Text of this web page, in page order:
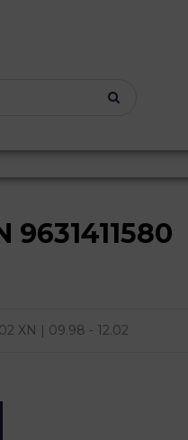
9631411580
XN | 09.98 - 12.02